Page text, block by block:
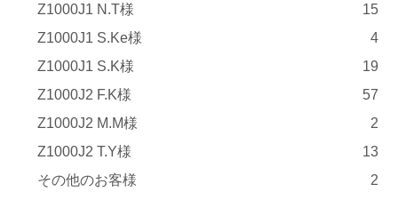
Z1000J1 N.T様
15
Z1000J1 S.Ke様
4
Z1000J1 S.K様
19
Z1000J2 F.K様
57
Z1000J2 M.M様
2
Z1000J2 T.Y様
13
その他のお客様
2